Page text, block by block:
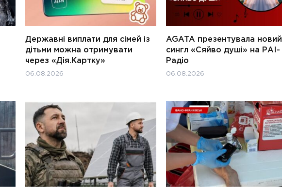
Державні виплати для сімей із
дітьми можна отримувати
через «Дія.Картку»
06.08.2026
AGATA презентувала новий
сингл «Сяйво душі» на РАІ-
Радіо
06.08.2026